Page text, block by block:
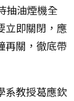
抽油煙機全
立即關閉，應
再關，徹底帶
系教授葛應欽